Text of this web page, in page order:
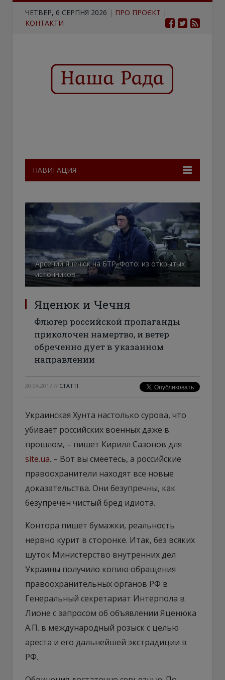
ЧЕТВЕР, 6 СЕРПНЯ 2026 | ПРО ПРОЄКТ |
КОНТАКТИ
НАВИГАЦИЯ
Арсений Яценюк на БТР. Фото: из открытых
источников
Яценюк и Чечня
Флюгер российской пропаганды
приколочен намертво, и ветер
обреченно дует в указанном
направлении
30.04.2017 // СТАТТІ
Украинская Хунта настолько сурова, что
убивает российских военных даже в
прошлом, – пишет Кирилл Сазонов для
site.ua. – Вот вы смеетесь, а российские
правоохранители находят все новые
доказательства. Они безупречны, как
безупречен чистый бред идиота.
Контора пишет бумажки, реальность
нервно курит в сторонке. Итак, без всяких
шуток Министерство внутренних дел
Украины получило копию обращения
правоохранительных органов РФ в
Генеральный секретариат Интерпола в
Лионе с запросом об объявлении Яценюка
А.П. в международный розыск с целью
ареста и его дальнейшей экстрадиции в
РФ.